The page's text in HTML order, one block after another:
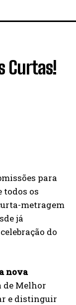
Curtas!
para
todos os
metragem
já
do
nova
de Melhor
e distinguir